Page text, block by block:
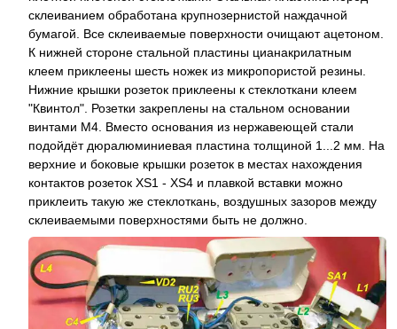
склеиванием обработана крупнозернистой наждачной
бумагой. Все склеиваемые поверхности очищают ацетоном.
К нижней стороне стальной пластины цианакрилатным
клеем приклеены шесть ножек из микропористой резины.
Нижние крышки розеток приклеены к стеклоткани клеем
"Квинтол". Розетки закреплены на стальном основании
винтами M4. Вместо основания из нержавеющей стали
подойдёт дюралюминиевая пластина толщиной 1...2 мм. На
верхние и боковые крышки розеток в местах нахождения
контактов розеток XS1 - XS4 и плавкой вставки можно
приклеить такую же стеклоткань, воздушных зазоров между
склеиваемыми поверхностями быть не должно.